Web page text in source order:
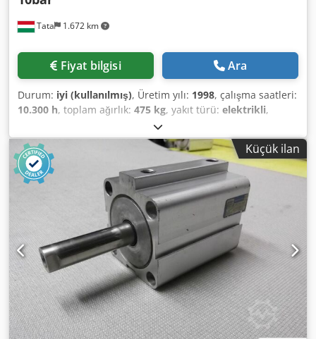
range with irradiation: –20 °C to +100 °C (±1 K) -
(±0.1–0.5 K) - Heating/cooling rates: 3.0 K/min (heating), 2.5
K/min (cooling, without irradiation) - Noise level: approx.
58 dB(A) at 1 m distance - Power supply: 400 V, 3/N/PE, 50
Hz - Power consumption: max. 6.2 kW, 16 A Refrigerant: R-
404A Weight: approx. 565 kg Important information for you
as the buyer: The following points are carried out in
advance on our chambers: 1. Function test and
replacement of necessary components 2. If required,
refilling with legally compliant refrigerant 3. Leak test with
certificate 4. After successful inspection, the chambers
undergo a documented test run. Condition: used Scope of
delivery: (see picture) (Specifications and information
subject to change and error!) We will gladly answer any
further questions by phone.
Tata 1.672 km
Fiyat bilgisi Ara
Durum: iyi (kullanılmış), Üretim yılı: 1998, çalışma saatleri:
10.300 h, toplam ağırlık: 475 kg, yakıt türü: elektrikli,
, çalışma basıncı:
(maks.):10 bar, Kompresör 22 kW 3,1 m3/dak ATLAS
COPCO GA22 vidalı kompresör Sürekli bakımı ve servisi
yapılan 22 kW vidalı kompresör satılıktır. Üretici: Atlas
Copco GA22 SP Çalışma saatleri: 10350 Üretim yılı: 1999
Kapasite: 3,1 M3/dakika, Basınç: 10 bar Güç: 22 kW Ana
motor devri: 3.000 rpm Net ağırlık: 405 kg Boyutlar: mm
(LxWxH) Gürültü seviyesi: 66 dB Djdpfx Astxpd Iskleck
Servis kitapçığı, kablo şeması.
Küçük ilan